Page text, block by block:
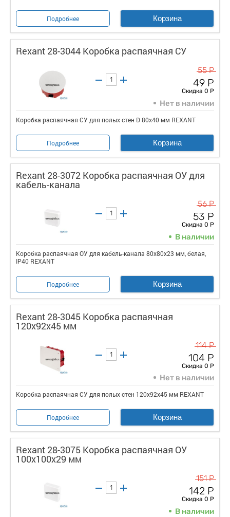
Подробнее Корзина
Rexant 28-3044 Коробка распаячная СУ
55 Р
49 Р
Скидка 0 Р
Нет в наличии
Коробка распаячная СУ для полых стен D 80х40 мм REXANT
Подробнее Корзина
Rexant 28-3072 Коробка распаячная ОУ для
кабель-канала
56 Р
53 Р
Скидка 0 Р
В наличии
Коробка распаячная ОУ для кабель-канала 80х80х23 мм, белая,
IP40 REXANT
Подробнее Корзина
Rexant 28-3045 Коробка распаячная
120х92х45 мм
114 Р
104 Р
Скидка 0 Р
Нет в наличии
Коробка распаячная СУ для полых стен 120х92х45 мм REXANT
Подробнее Корзина
Rexant 28-3075 Коробка распаячная ОУ
100х100х29 мм
151 Р
142 Р
Скидка 0 Р
В наличии